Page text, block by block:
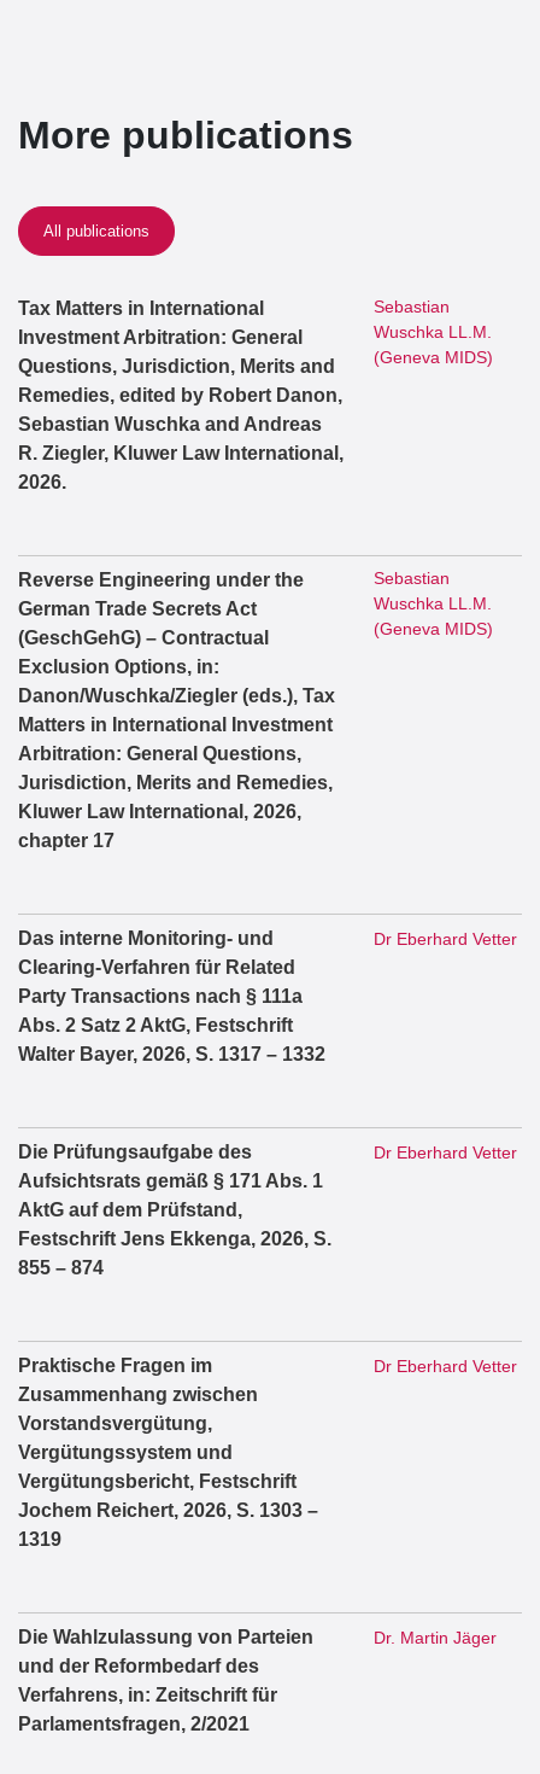
More publications
All publications
Tax Matters in International
Investment Arbitration: General
Questions, Jurisdiction, Merits and
Remedies, edited by Robert Danon,
Sebastian Wuschka and Andreas
R. Ziegler, Kluwer Law International,
2026.
Sebastian
Wuschka LL.M.
(Geneva MIDS)
Reverse Engineering under the
German Trade Secrets Act
(GeschGehG) – Contractual
Exclusion Options, in:
Danon/Wuschka/Ziegler (eds.), Tax
Matters in International Investment
Arbitration: General Questions,
Jurisdiction, Merits and Remedies,
Kluwer Law International, 2026,
chapter 17
Sebastian
Wuschka LL.M.
(Geneva MIDS)
Das interne Monitoring- und
Clearing-Verfahren für Related
Party Transactions nach § 111a
Abs. 2 Satz 2 AktG, Festschrift
Walter Bayer, 2026, S. 1317 – 1332
Dr Eberhard Vetter
Die Prüfungsaufgabe des
Aufsichtsrats gemäß § 171 Abs. 1
AktG auf dem Prüfstand,
Festschrift Jens Ekkenga, 2026, S.
855 – 874
Dr Eberhard Vetter
Praktische Fragen im
Zusammenhang zwischen
Vorstandsvergütung,
Vergütungssystem und
Vergütungsbericht, Festschrift
Jochem Reichert, 2026, S. 1303 –
1319
Dr Eberhard Vetter
Die Wahlzulassung von Parteien
und der Reformbedarf des
Verfahrens, in: Zeitschrift für
Parlamentsfragen, 2/2021
Dr. Martin Jäger